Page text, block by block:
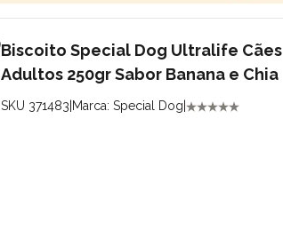
Biscoito Special Dog Ultralife Cães
Adultos 250gr Sabor Banana e Chia
SKU 371483 Marca: Special Dog |